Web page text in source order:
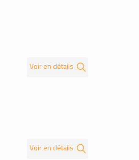
Voir en détails
Voir en détails